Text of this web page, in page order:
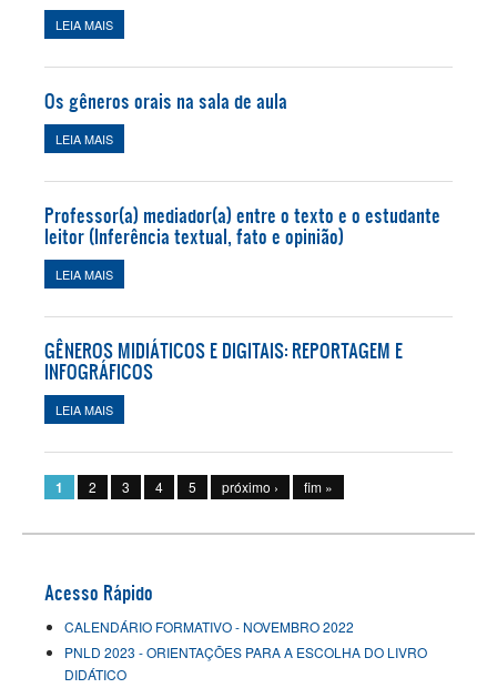
LEIA MAIS
Os gêneros orais na sala de aula
LEIA MAIS
Professor(a) mediador(a) entre o texto e o estudante
leitor (Inferência textual, fato e opinião)
LEIA MAIS
GÊNEROS MIDIÁTICOS E DIGITAIS: REPORTAGEM E
INFOGRÁFICOS
LEIA MAIS
1 2 3 4 5 próximo › fim »
Acesso Rápido
CALENDÁRIO FORMATIVO - NOVEMBRO 2022
PNLD 2023 - ORIENTAÇÕES PARA A ESCOLHA DO LIVRO
DIDÁTICO